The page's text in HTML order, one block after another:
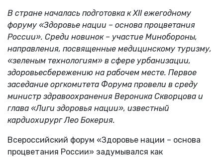
В стране началась подготовка к XII ежегодному
форуму «Здоровье нации – основа процветания
России». Среди новинок – участие Минобороны,
направления, посвященные медицинскому туризму,
«зеленым технологиям» в сфере урбанизации,
здоровьесбережению на рабочем месте. Первое
заседание оргкомитета Форума провели в среду
министр здравоохранения Вероника Скворцова и
глава «Лиги здоровья нации», известный
кардиохирург Лео Бокерия.
Всероссийский форум «Здоровье нации – основа
процветания России» задумывался как